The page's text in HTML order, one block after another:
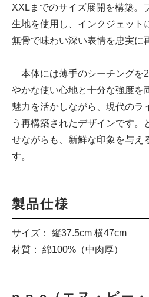
XXLまでのサイズ展開を構築。
生地を使用し、インクジェット
無骨で味わい深い表情を忠実に
本体には薄手のシーチングを
やかな使い心地と十分な強度を
魅力を活かしながら、現代のラ
う再構築されたデザインです。
せながらも、新鮮な印象を与え
す。
製品仕様
サイズ： 縦37.5cm 横47cm
材質： 綿100%（中肉厚）